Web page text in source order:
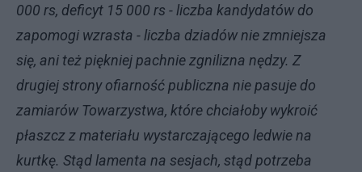
000 rs, deficyt 15 000 rs - liczba kandydatów do
zapomogi wzrasta - liczba dziadów nie zmniejsza
się, ani też piękniej pachnie zgnilizna nędzy. Z
drugiej strony ofiarność publiczna nie pasuje do
zamiarów Towarzystwa, które chciałoby wykroić
płaszcz z materiału wystarczającego ledwie na
kurtkę. Stąd lamenta na sesjach, stąd potrzeba